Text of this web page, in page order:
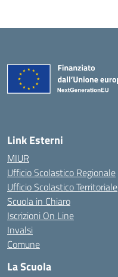
Link Esterni
MIUR
Ufficio Scolastico Regionale
Ufficio Scolastico Territoriale
Scuola in Chiaro
Iscrizioni On Line
Invalsi
Comune
La Scuola